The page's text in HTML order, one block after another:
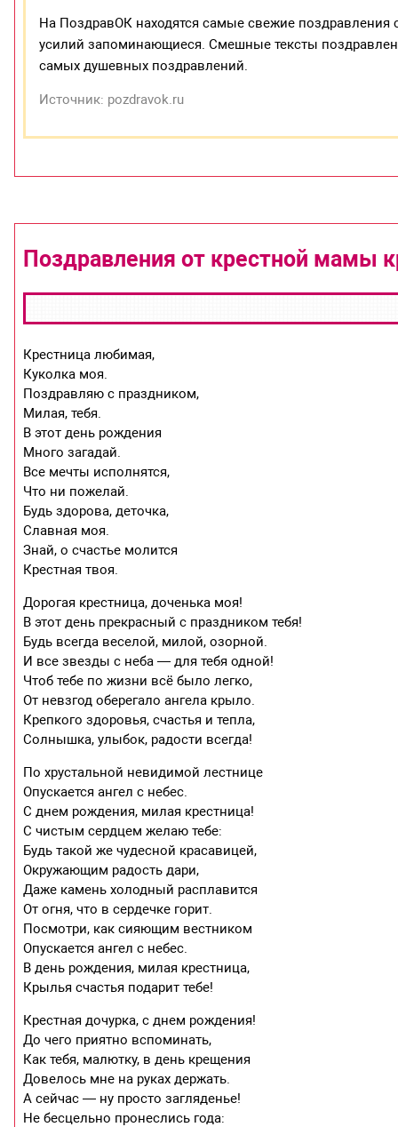
На ПоздравОК находятся самые свежие
усилий запоминающиеся. Смешные тексты
самых душевных поздравлений.
Источник: pozdravok.ru
Поздравления от крестной мамы
Крестница любимая,
Куколка моя.
Поздравляю с праздником,
Милая, тебя.
В этот день рождения
Много загадай.
Все мечты исполнятся,
Что ни пожелай.
Будь здорова, деточка,
Славная моя.
Знай, о счастье молится
Крестная твоя.
Дорогая крестница, доченька моя!
В этот день прекрасный с праздником тебя!
Будь всегда веселой, милой, озорной.
И все звезды с неба — для тебя одной!
Чтоб тебе по жизни всё было легко,
От невзгод оберегало ангела крыло.
Крепкого здоровья, счастья и тепла,
Солнышка, улыбок, радости всегда!
По хрустальной невидимой лестнице
Опускается ангел с небес.
С днем рождения, милая крестница!
С чистым сердцем желаю тебе:
Будь такой же чудесной красавицей,
Окружающим радость дари,
Даже камень холодный расплавится
От огня, что в сердечке горит.
Посмотри, как сияющим вестником
Опускается ангел с небес.
В день рождения, милая крестница,
Крылья счастья подарит тебе!
Крестная дочурка, с днем рождения!
До чего приятно вспоминать,
Как тебя, малютку, в день крещения
Довелось мне на руках держать.
А сейчас — ну просто загляденье!
Не бесцельно пронеслись года: